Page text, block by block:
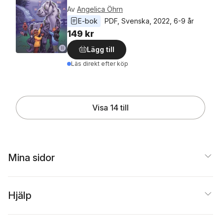
Av Angelica Öhrn
E-bok
PDF Svenska 2022 6-9 år
149 kr
Lägg till
Läs direkt efter köp
Visa 14 till
Mina sidor
Hjälp